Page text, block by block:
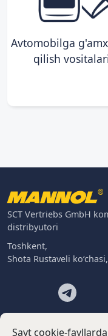
Avtomobilga
qilish vositalari
Sayt cookie-
®
SCT Vertriebs GmbH
distribyutori
Toshkent,
Shota Rustaveli
Footer